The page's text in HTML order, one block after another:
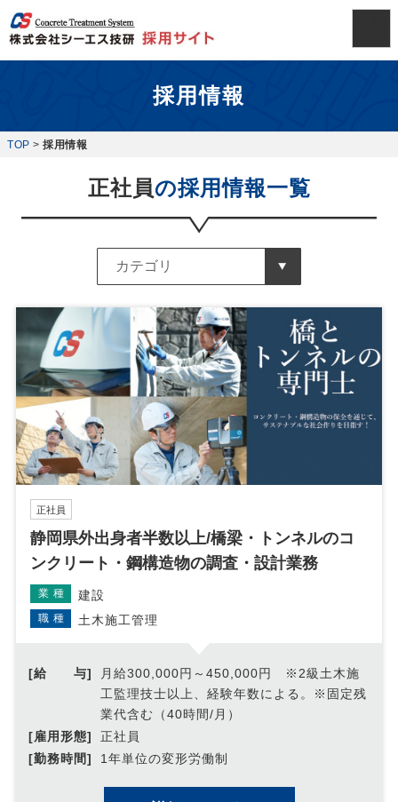
採用情報
TOP > 採用情報
正社員の採用情報一覧
正社員
静岡県外出身者半数以上/橋梁・トンネルのコ
ンクリート・鋼構造物の調査・設計業務
業種 建設
職種 土木施工管理
[給 与]
月給300,000円～450,000円 ※2級土木施
工監理技士以上、経験年数による。※固定残
業代含む（40時間/月）
[雇用形態]
正社員
[勤務時間]
1年単位の変形労働制